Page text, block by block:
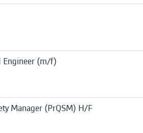
Engineer (m/f)
Manager (PrQSM) H/F